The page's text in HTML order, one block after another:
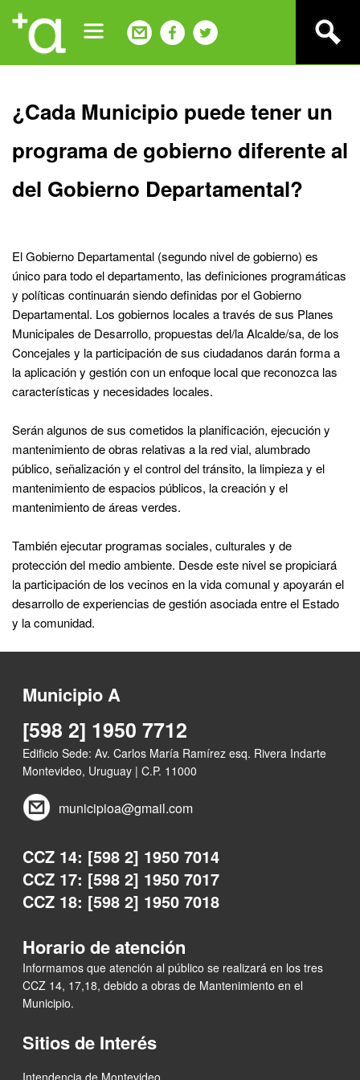
Jump
navigation
Back
to
¿Cada Municipio puede tener un
programa de gobierno diferente al
del Gobierno Departamental?
El Gobierno Departamental (segundo nivel de gobierno) es
único para todo el departamento, las definiciones programáticas
y políticas continuarán siendo definidas por el Gobierno
Departamental. Los gobiernos locales a través de sus Planes
Municipales de Desarrollo, propuestas del/la Alcalde/sa, de los
Concejales y la participación de sus ciudadanos darán forma a
la aplicación y gestión con un enfoque local que reconozca las
características y necesidades locales.
Serán algunos de sus cometidos la planificación, ejecución y
mantenimiento de obras relativas a la red vial, alumbrado
público, señalización y el control del tránsito, la limpieza y el
mantenimiento de espacios públicos, la creación y el
mantenimiento de áreas verdes.
También ejecutar programas sociales, culturales y de
protección del medio ambiente. Desde este nivel se propiciará
la participación de los vecinos en la vida comunal y apoyarán el
desarrollo de experiencias de gestión asociada entre el Estado
y la comunidad.
Municipio A
[598 2] 1950 7712
Edificio Sede: Av. Carlos María Ramírez esq. Rivera Indarte
Montevideo, Uruguay | C.P. 11000
municipioa@gmail.com
CCZ 14: [598 2] 1950 7014
CCZ 17: [598 2] 1950 7017
CCZ 18: [598 2] 1950 7018
Horario de atención
Informamos que atención al público se realizará en los tres
CCZ 14, 17,18, debido a obras de Mantenimiento en el
Municipio.
Sitios de Interés
Intendencia de Montevideo